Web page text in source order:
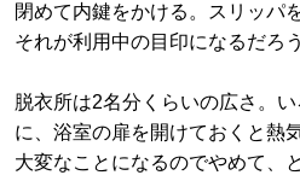
閉めて内鍵をかける。スリッパ
それが利用中の目印になるだろう
脱衣所は2名分くらいの広さ。
に、浴室の扉を開けておくと熱
大変なことになるのでやめて、